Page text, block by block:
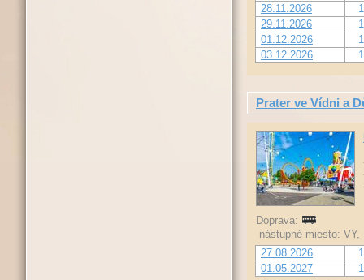
28.11.2026
29.11.2026
01.12.2026
03.12.2026
Prater ve Vídni a
Doprava:
nástupné miesto:
27.08.2026
01.05.2027